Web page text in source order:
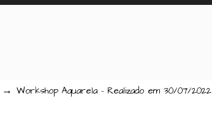
→ Workshop Aquarela – Realizado em 30/07/2022